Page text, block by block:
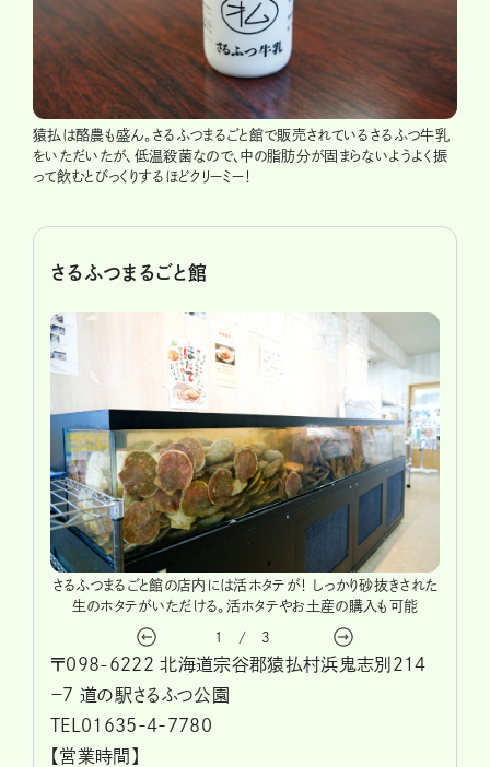
猿払は酪農も盛ん。さるふつまるごと館で販売されているさるふつ牛乳
をいただいたが、低温殺菌なので、中の脂肪分が固まらないようよく振
って飲むとびっくりするほどクリーミー！
さるふつまるごと館
さるふつまるごと館の店内には活ホタテが！ しっかり砂抜きされた
生のホタテがいただける。活ホタテやお土産の購入も可能
1 / 3
〒098-6222 北海道宗谷郡猿払村浜鬼志別２１４
−７ 道の駅さるふつ公園
TEL01635‐4‐7780
【営業時間】